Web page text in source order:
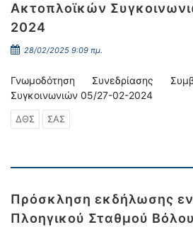
Ακτοπλοϊκών
2024
28/02/2025 9:09 πμ.
Γνωμοδότηση Συνεδρίασης
Συγκοινωνιών 05/27-02-2024
ΔΘΣ ΣΑΣ
Πρόσκληση εκδήλωσης
Πλοηγικού Σταθμού Βόλου